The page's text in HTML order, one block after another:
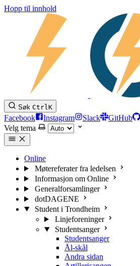
Hopp til innhold
Søk CtrlK
Facebook Instagram Slack GitHub
Velg tema
Online
Møtereferater fra ledelsen
Informasjon om Online
Generalforsamlinger
dotDAGENE
Student i Trondheim
Linjeforeninger
Studentsanger
Studentsanger
Ål-skål
Andra sidan